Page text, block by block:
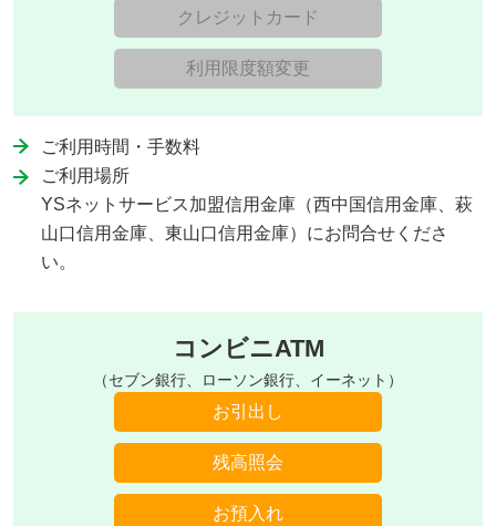
クレジットカード
利用限度額変更
ご利用時間・手数料
ご利用場所
YSネットサービス加盟信用金庫（西中国信用金庫、萩
山口信用金庫、東山口信用金庫）にお問合せくださ
い。
コンビニATM
（セブン銀行、ローソン銀行、イーネット）
お引出し
残高照会
お預入れ